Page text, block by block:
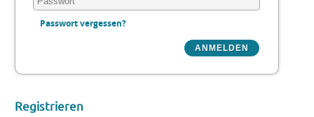
Passwort vergessen?
Registrieren